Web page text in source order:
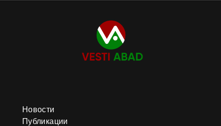
Новости
Публикации